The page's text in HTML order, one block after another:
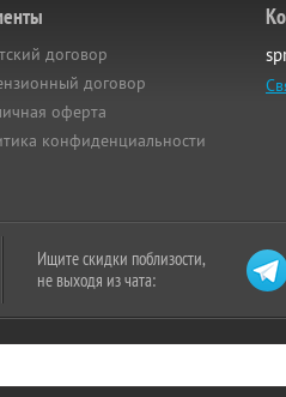
договор
договор
оферта
конфиденциальности
Ищите скидки поблизости,
не выходя из чата: